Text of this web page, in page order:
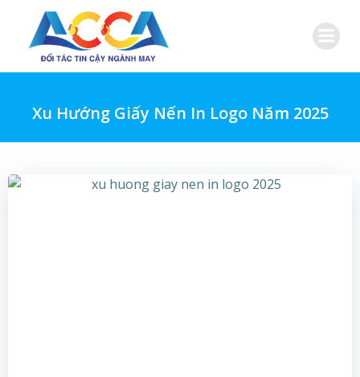
Xu Hướng Giấy Nến In Logo Năm 2025